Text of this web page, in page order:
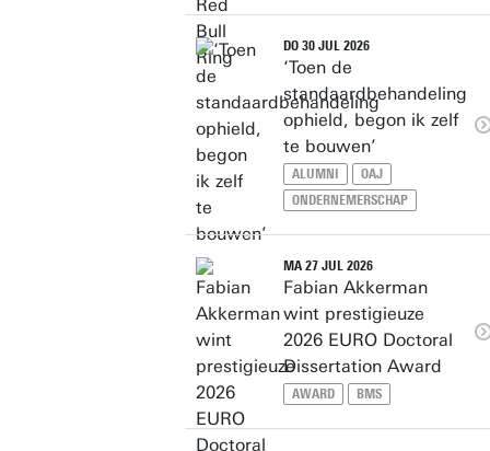
DO 30 JUL 2026
‘Toen de
standaardbehandeling
ophield, begon ik zelf
te bouwen’
ALUMNI
OAJ
ONDERNEMERSCHAP
MA 27 JUL 2026
Fabian Akkerman
wint prestigieuze
2026 EURO Doctoral
Dissertation Award
AWARD BMS